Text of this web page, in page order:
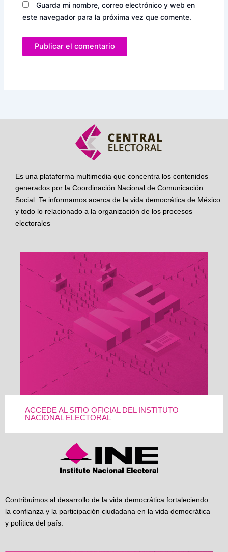
Guarda mi nombre, correo electrónico y web en
este navegador para la próxima vez que comente.
Es una plataforma multimedia que concentra los contenidos
generados por la Coordinación Nacional de Comunicación
Social. Te informamos acerca de la vida democrática de México
y todo lo relacionado a la organización de los procesos
electorales
ACCEDE AL SITIO OFICIAL DEL INSTITUTO
NACIONAL ELECTORAL
Contribuimos al desarrollo de la vida democrática fortaleciendo
la confianza y la participación ciudadana en la vida democrática
y política del país.